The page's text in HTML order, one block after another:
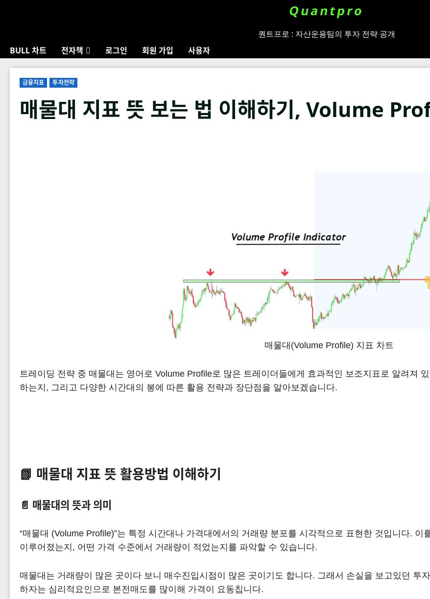
Quantpro
퀀트프로 : 자산운용팀의 투자 전략 공개
BULL 차트 전자책 로그인 회원 가입 사용자
금융지표 투자전략
매물대 지표 뜻 보는 법 이해하기, Volume
매물대(Volume Profile) 지표 차트
트레이딩 전략 중 매물대는 영어로 Volume Profile로 많은 트레이더들에게 효과적인 보조지표로 알려져
하는지, 그리고 다양한 시간대의 봉에 따른 활용 전략과 장단점을 알아보겠습니다.
📗 매물대 지표 뜻 활용방법 이해하기
📄 매물대의 뜻과 의미
“매물대 (Volume Profile)”는 특정 시간대나 가격대에서의 거래량 분포를 시각적으로 표현한 것입니다.
이루어졌는지, 어떤 가격 수준에서 거래량이 적었는지를 파악할 수 있습니다.
매물대는 거래량이 많은 곳이다 보니 매수진입시점이 많은 곳이기도 합니다. 그래서 손실을 보고있던 투
하자는 심리적요인으로 본전매도를 많이해 가격이 요동칩니다.